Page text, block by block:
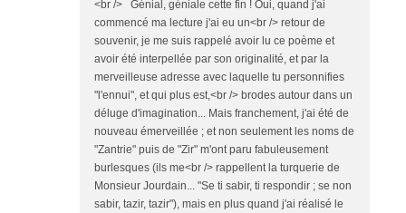
<br /> Génial, géniale cette fin ! Oui, quand j'ai
commencé ma lecture j'ai eu un<br /> retour de
souvenir, je me suis rappelé avoir lu ce poème et
avoir été interpellée par son originalité, et par la
merveilleuse adresse avec laquelle tu personnifies
"l'ennui", et qui plus est,<br /> brodes autour dans un
déluge d'imagination... Mais franchement, j'ai été de
nouveau émerveillée ; et non seulement les noms de
"Zantrie" puis de "Zir" m'ont paru fabuleusement
burlesques (ils me<br /> rappellent la turquerie de
Monsieur Jourdain... "Se ti sabir, ti respondir ; se non
sabir, tazir, tazir"), mais en plus quand j'ai réalisé le